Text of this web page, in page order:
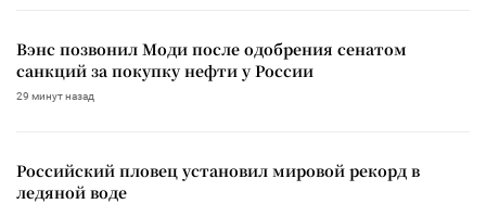
Вэнс позвонил Моди после одобрения сенатом
санкций за покупку нефти у России
29 минут назад
Российский пловец установил мировой рекорд в
ледяной воде